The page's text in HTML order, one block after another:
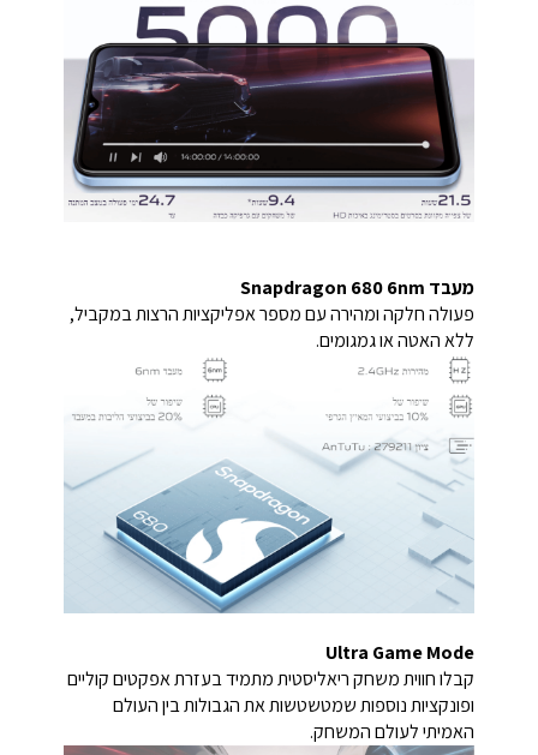
מעבד Snapdragon 680 6nm
פעולה חלקה ומהירה עם מספר אפליקציות הרצות במקביל,
ללא האטה או גמגומים.
Ultra Game Mode
קבלו חווית משחק ריאליסטית מתמיד בעזרת אפקטים קוליים
ופונקציות נוספות שמטשטשות את הגבולות בין העולם
האמיתי לעולם המשחק.